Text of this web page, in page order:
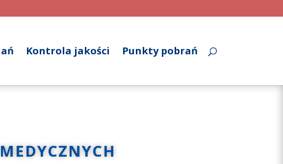
Kontrola jakości Punkty pobrań